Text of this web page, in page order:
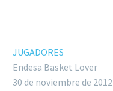
JUGADORES
Endesa Basket Lover
30 de noviembre de 2012